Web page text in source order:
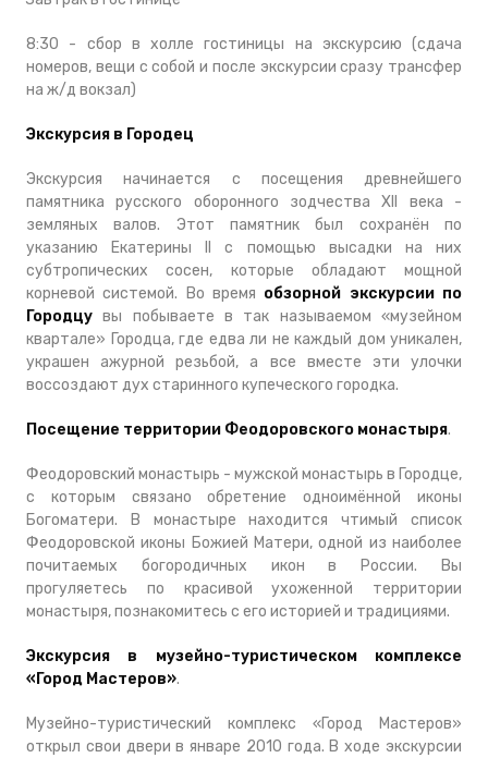
8:30 - сбор в холле гостиницы на экскурсию (сдача
номеров, вещи с собой и после экскурсии сразу трансфер
на ж/д вокзал)
Экскурсия в Городец
Экскурсия начинается с посещения древнейшего
памятника русского оборонного зодчества XII века -
земляных валов. Этот памятник был сохранён по
указанию Екатерины II с помощью высадки на них
субтропических сосен, которые обладают мощной
корневой системой. Во время обзорной экскурсии по
Городцу вы побываете в так называемом «музейном
квартале» Городца, где едва ли не каждый дом уникален,
украшен ажурной резьбой, а все вместе эти улочки
воссоздают дух старинного купеческого городка.
Посещение территории Феодоровского монастыря.
Феодоровский монастырь - мужской монастырь в Городце,
с которым связано обретение одноимённой иконы
Богоматери. В монастыре находится чтимый список
Феодоровской иконы Божией Матери, одной из наиболее
почитаемых богородичных икон в России. Вы
прогуляетесь по красивой ухоженной территории
монастыря, познакомитесь с его историей и традициями.
Экскурсия в музейно-туристическом комплексе
«Город Мастеров».
Музейно-туристический комплекс «Город Мастеров»
открыл свои двери в январе 2010 года. В ходе экскурсии